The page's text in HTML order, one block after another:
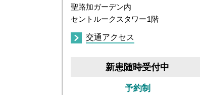
聖路加ガーデン内
セントルークスタワー1階
交通アクセス
新患随時受付中
予約制